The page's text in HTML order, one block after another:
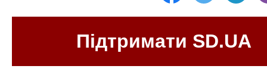
Підтримати SD.UA